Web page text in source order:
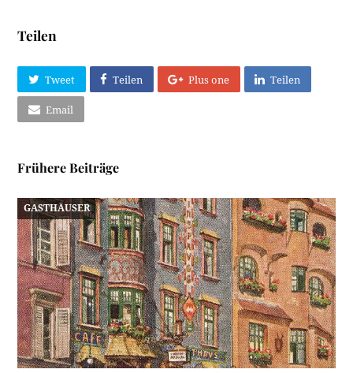
Teilen
Tweet Teilen Plus one Teilen
Email
Frühere Beiträge
GASTHÄUSER